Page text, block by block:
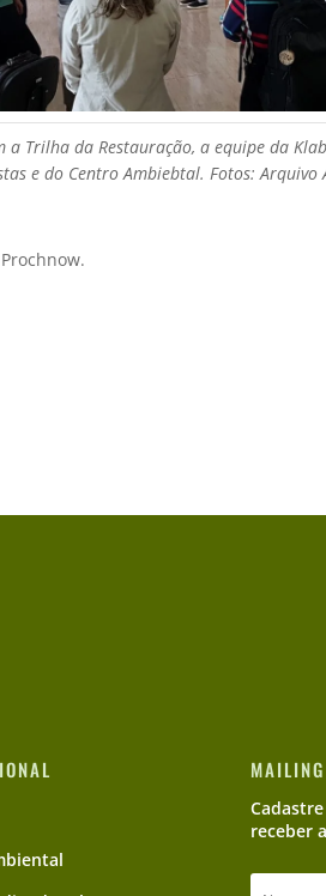
a Trilha da Restauração, a equipe da
e do Centro Ambiebtal. Fotos: Arquivo
MAILING
receber